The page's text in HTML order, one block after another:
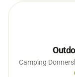
Camping